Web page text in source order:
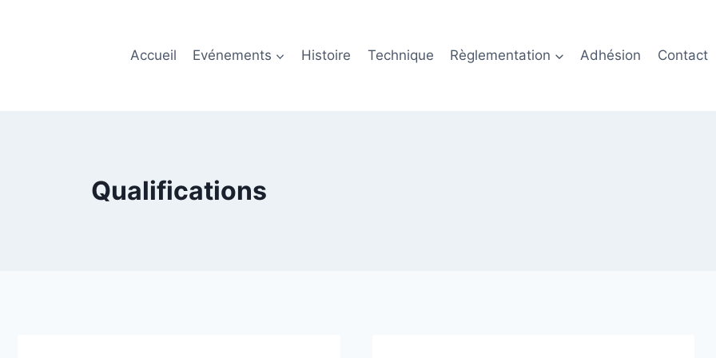
Accueil Evénements Histoire Technique Règlementation Adhésion Contact
Qualifications